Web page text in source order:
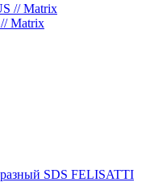
Matrix